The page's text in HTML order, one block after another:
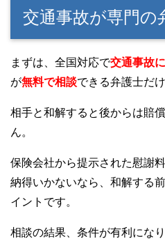
交通事故が専門
まずは、全国対応で交通事故
が無料で相談できる弁護士だ
相手と和解すると後からは賠
ん。
保険会社から提示された慰謝
納得いかないなら、和解する
イントです。
相談の結果、条件が有利にな